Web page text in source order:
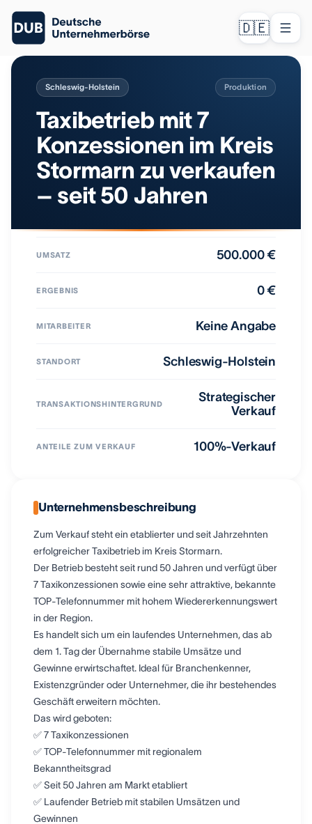
🇩🇪
Schleswig-Holstein Produktion
Taxibetrieb mit 7
Konzessionen im Kreis
Stormarn zu verkaufen
– seit 50 Jahren
UMSATZ 500.000 €
ERGEBNIS 0 €
MITARBEITER Keine Angabe
STANDORT Schleswig-Holstein
TRANSAKTIONSHINTERGRUND
Strategischer
Verkauf
ANTEILE ZUM VERKAUF 100%-Verkauf
Unternehmensbeschreibung
Zum Verkauf steht ein etablierter und seit Jahrzehnten
erfolgreicher Taxibetrieb im Kreis Stormarn.
Der Betrieb besteht seit rund 50 Jahren und verfügt über
7 Taxikonzessionen sowie eine sehr attraktive, bekannte
TOP-Telefonnummer mit hohem Wiedererkennungswert
in der Region.
Es handelt sich um ein laufendes Unternehmen, das ab
dem 1. Tag der Übernahme stabile Umsätze und
Gewinne erwirtschaftet. Ideal für Branchenkenner,
Existenzgründer oder Unternehmer, die ihr bestehendes
Geschäft erweitern möchten.
Das wird geboten:
✅ 7 Taxikonzessionen
✅ TOP-Telefonnummer mit regionalem
Bekanntheitsgrad
✅ Seit 50 Jahren am Markt etabliert
✅ Laufender Betrieb mit stabilen Umsätzen und
Gewinnen